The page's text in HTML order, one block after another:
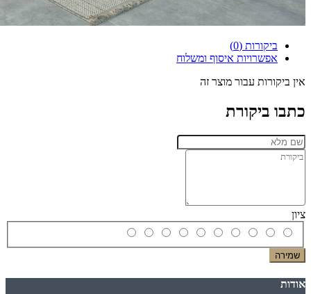
ביקורות (0)
אפשרויות איסוף ומשלוח
אין ביקורות עבור מוצר זה
כתבו ביקורת
ציון
שמירה
אודות